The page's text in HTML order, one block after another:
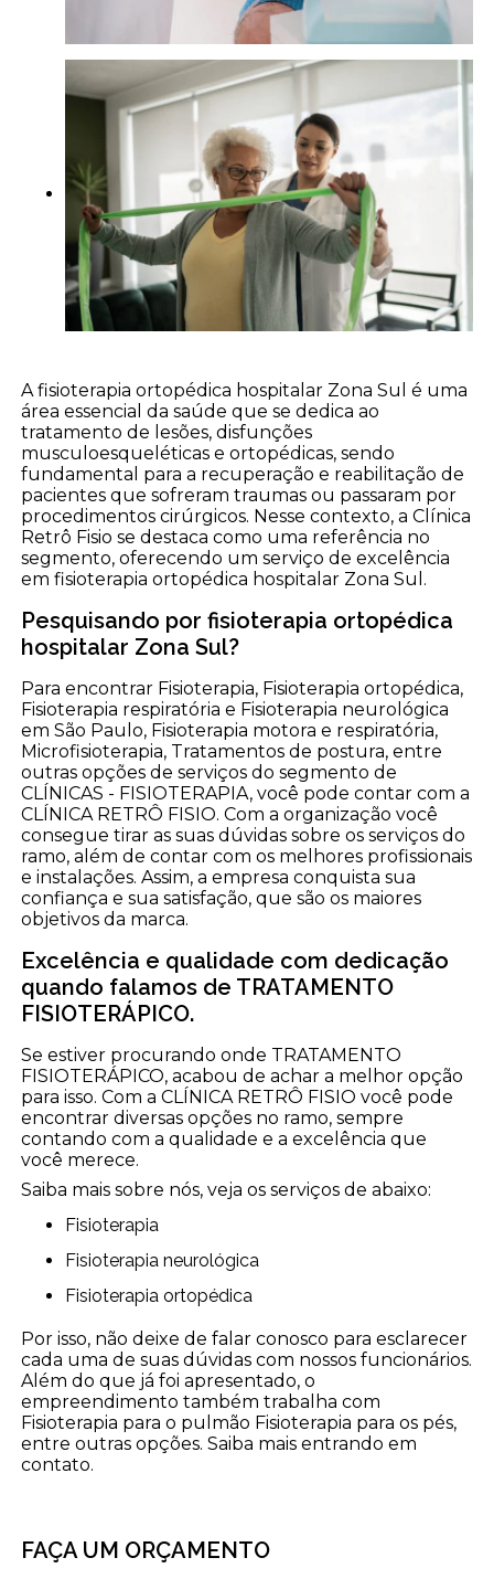
A fisioterapia ortopédica hospitalar Zona Sul é uma
área essencial da saúde que se dedica ao
tratamento de lesões, disfunções
musculoesqueléticas e ortopédicas, sendo
fundamental para a recuperação e reabilitação de
pacientes que sofreram traumas ou passaram por
procedimentos cirúrgicos. Nesse contexto, a Clínica
Retrô Fisio se destaca como uma referência no
segmento, oferecendo um serviço de excelência
em fisioterapia ortopédica hospitalar Zona Sul.
Pesquisando por fisioterapia ortopédica
hospitalar Zona Sul?
Para encontrar Fisioterapia, Fisioterapia ortopédica,
Fisioterapia respiratória e Fisioterapia neurológica
em São Paulo, Fisioterapia motora e respiratória,
Microfisioterapia, Tratamentos de postura, entre
outras opções de serviços do segmento de
CLÍNICAS - FISIOTERAPIA, você pode contar com a
CLÍNICA RETRÔ FISIO. Com a organização você
consegue tirar as suas dúvidas sobre os serviços do
ramo, além de contar com os melhores profissionais
e instalações. Assim, a empresa conquista sua
confiança e sua satisfação, que são os maiores
objetivos da marca.
Excelência e qualidade com dedicação
quando falamos de TRATAMENTO
FISIOTERÁPICO.
Se estiver procurando onde TRATAMENTO
FISIOTERÁPICO, acabou de achar a melhor opção
para isso. Com a CLÍNICA RETRÔ FISIO você pode
encontrar diversas opções no ramo, sempre
contando com a qualidade e a excelência que
você merece.
Saiba mais sobre nós, veja os serviços de abaixo:
Fisioterapia
Fisioterapia neurológica
Fisioterapia ortopédica
Por isso, não deixe de falar conosco para esclarecer
cada uma de suas dúvidas com nossos funcionários.
Além do que já foi apresentado, o
empreendimento também trabalha com
Fisioterapia para o pulmão Fisioterapia para os pés,
entre outras opções. Saiba mais entrando em
contato.
FAÇA UM ORÇAMENTO